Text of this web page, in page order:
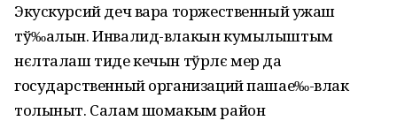
Экускурсий деч вара торжественный ужаш
тў‰алын. Инвалид-влакын кумылыштым
нєлталаш тиде кечын тўрлє мер да
государственный организаций пашае‰-влак
толыныт. Салам шомакым район